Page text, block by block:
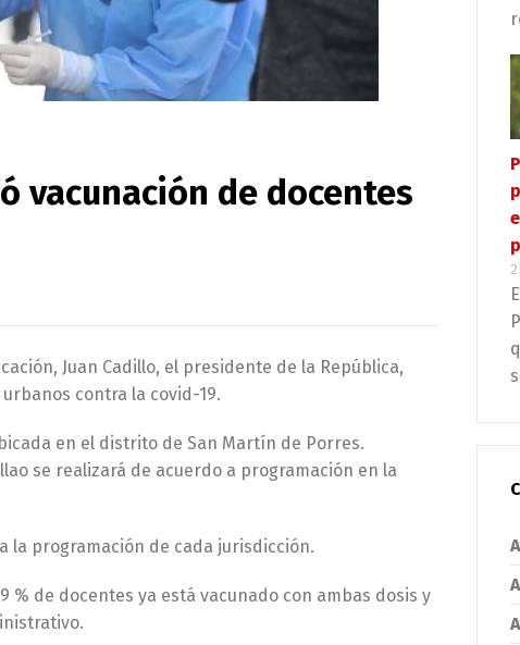
vacunación de docentes
Juan Cadillo, el presidente de la República,
contra la covid-19.
en el distrito de San Martín de Porres.
se realizará de acuerdo a programación en la
la programación de cada jurisdicción.
% de docentes ya está vacunado con ambas dosis y